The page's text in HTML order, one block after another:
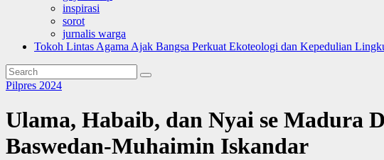
inspirasi
sorot
jurnalis warga
Tokoh Lintas Agama Ajak Bangsa Perkuat Ekoteologi dan Kepedulian
Pilpres 2024
Ulama, Habaib, dan Nyai se Madura
Baswedan-Muhaimin Iskandar